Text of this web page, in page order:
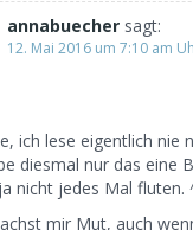
annabuecher sagt:
12. Mai 2016 um 7:10 am
ich lese eigentlich nie
diesmal nur das eine
nicht jedes Mal fluten.
mir Mut, auch